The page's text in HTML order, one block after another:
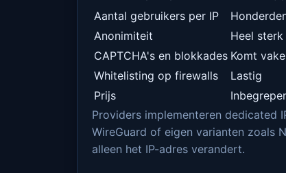
Aantal gebruikers per IP
Anonimiteit
Heel
CAPTCHA's en blokkades Komt
Whitelisting op firewalls
Lastig
Prijs
Providers implementeren dedicated
WireGuard of eigen varianten zoals
alleen het IP-adres verandert.